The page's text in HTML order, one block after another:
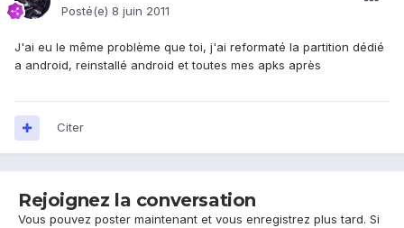
Posté(e) 8 juin 2011
J'ai eu le même problème que toi, j'ai reformaté la partition dédié
a android, reinstallé android et toutes mes apks après
Citer
Rejoignez la conversation
Vous pouvez poster maintenant et vous enregistrez plus tard. Si